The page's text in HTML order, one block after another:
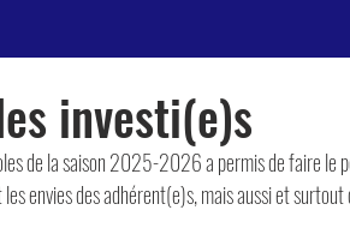
investi(e)s
de la saison 2025-2026 a permis de faire le
envies des adhérent(e)s, mais aussi et